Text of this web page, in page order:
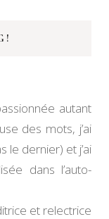
!
autant
des mots, j’ai
le dernier) et j’ai
dans l’auto-
et relectrice